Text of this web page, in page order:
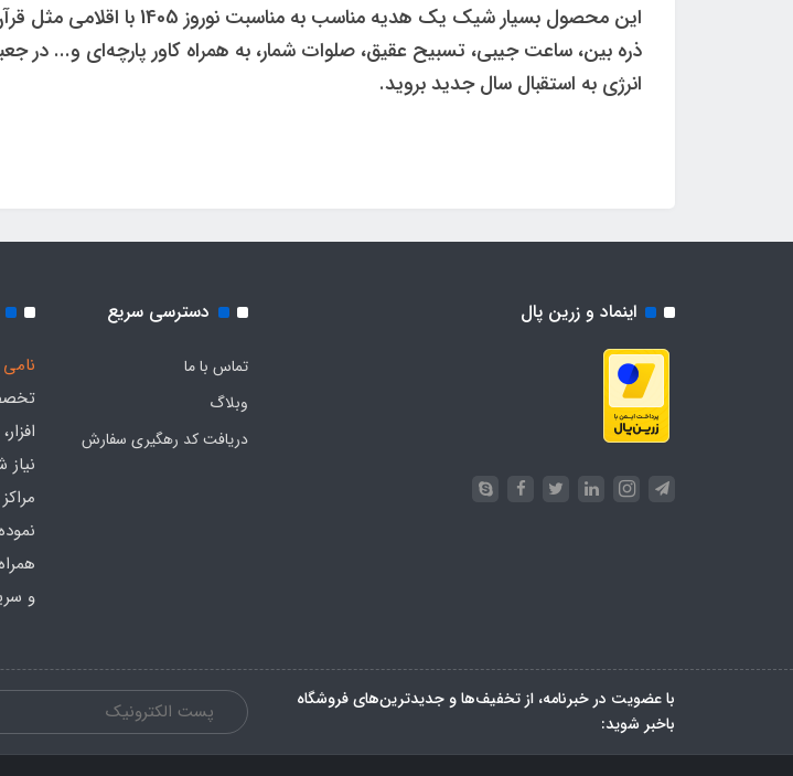
این محصول بسیار شیک یک
ذره بین، ساعت جیبی، تسبیح عقیق، صلوات شمار، به همراه کاور پارچه‌ای و... در
انرژی به استقبال سال جدید بروید.
اینماد و زرین پال دسترسی سریع
تماس با ما
وبلاگ
دریافت کد رهگیری سفارش
و
با عضویت در خبرنامه، از تخفیف‌ها و جدیدترین‌های فروشگاه
باخبر شوید: